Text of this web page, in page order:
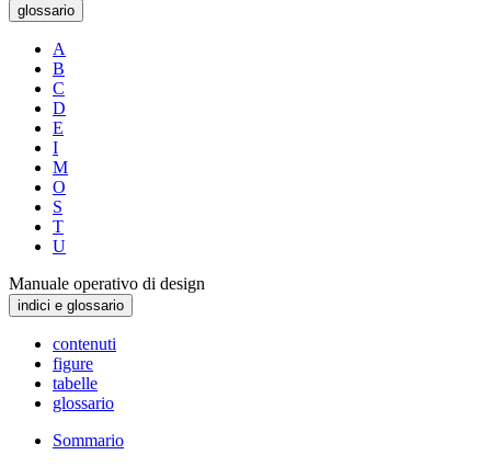
glossario
A
B
C
D
E
I
M
O
S
T
U
Manuale operativo di design
indici e glossario
contenuti
figure
tabelle
glossario
Sommario